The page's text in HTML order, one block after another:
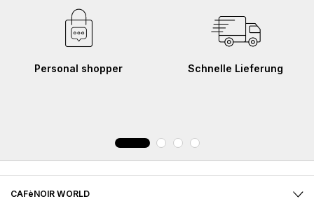
Personal shopper Schnelle Lieferung
CAFèNOIR WORLD